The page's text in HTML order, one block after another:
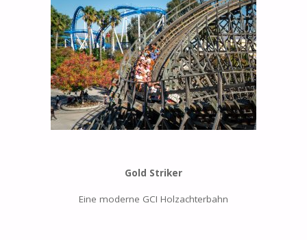
Gold Striker
Eine moderne GCI Holzachterbahn